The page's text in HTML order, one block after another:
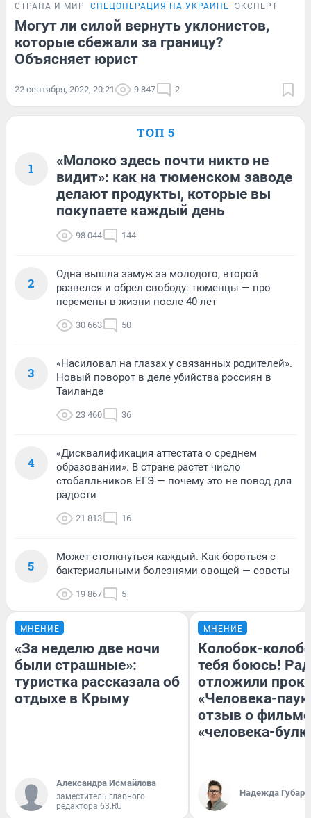
СТРАНА И МИР СПЕЦОПЕРАЦИЯ НА УКРАИНЕ ЭКСПЕРТ
Могут ли силой вернуть уклонистов,
которые сбежали за границу?
Объясняет юрист
22 сентября, 2022, 20:21 9 847 2
ТОП 5
1
«Молоко здесь почти никто не
видит»: как на тюменском заводе
делают продукты, которые вы
покупаете каждый день
98 044 144
2
Одна вышла замуж за молодого, второй
развелся и обрел свободу: тюменцы — про
перемены в жизни после 40 лет
30 663 50
3
«Насиловал на глазах у связанных родителей».
Новый поворот в деле убийства россиян в
Таиланде
23 460 36
4
«Дисквалификация аттестата о среднем
образовании». В стране растет число
стобалльников ЕГЭ — почему это не повод для
радости
21 813 16
5
Может столкнуться каждый. Как бороться с
бактериальными болезнями овощей — советы
19 867 5
МНЕНИЕ
«За неделю две ночи
были страшные»:
туристка рассказала об
отдыхе в Крыму
Александра Исмайлова
заместитель главного
редактора 63.RU
МНЕНИЕ
Колобок-
тебя боюсь!
отложили
«Человека-
отзыв о
«человека-
Надежда Губарь